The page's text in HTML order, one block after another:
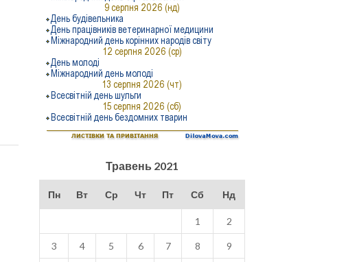
Травень 2021
Пн Вт Ср Чт Пт Сб Нд
1 2
3 4 5 6 7 8 9